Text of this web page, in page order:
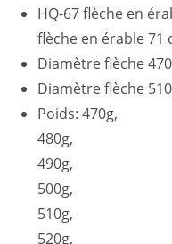
HQ-67 flèche en
flèche en érable 71
Diamètre flèche
Diamètre flèche
Poids: 470g,
480g,
490g,
500g,
510g,
520g,